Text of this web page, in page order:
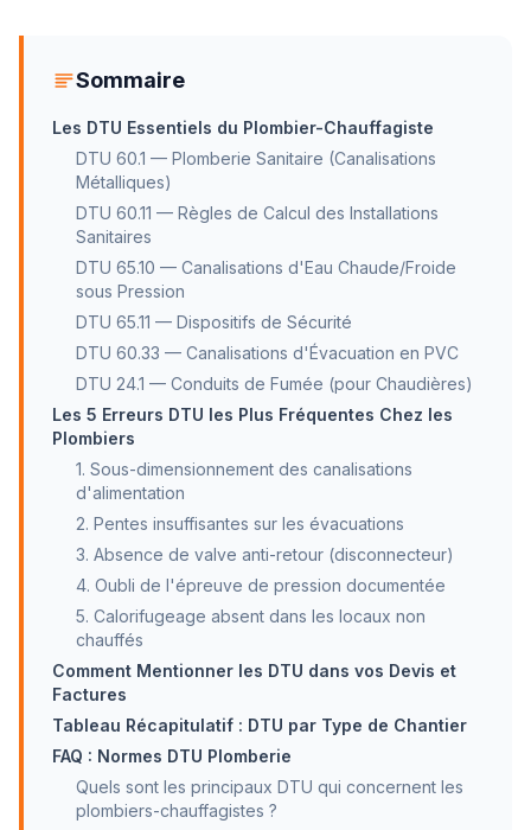
Sommaire
Les DTU Essentiels du Plombier-Chauffagiste
DTU 60.1 — Plomberie Sanitaire (Canalisations
Métalliques)
DTU 60.11 — Règles de Calcul des Installations
Sanitaires
DTU 65.10 — Canalisations d'Eau Chaude/Froide
sous Pression
DTU 65.11 — Dispositifs de Sécurité
DTU 60.33 — Canalisations d'Évacuation en PVC
DTU 24.1 — Conduits de Fumée (pour Chaudières)
Les 5 Erreurs DTU les Plus Fréquentes Chez les
Plombiers
1. Sous-dimensionnement des canalisations
d'alimentation
2. Pentes insuffisantes sur les évacuations
3. Absence de valve anti-retour (disconnecteur)
4. Oubli de l'épreuve de pression documentée
5. Calorifugeage absent dans les locaux non
chauffés
Comment Mentionner les DTU dans vos Devis et
Factures
Tableau Récapitulatif : DTU par Type de Chantier
FAQ : Normes DTU Plomberie
Quels sont les principaux DTU qui concernent les
plombiers-chauffagistes ?